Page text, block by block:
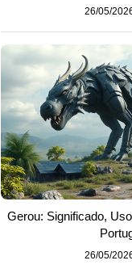
26/05/
Gerou: Significado,
26/05/